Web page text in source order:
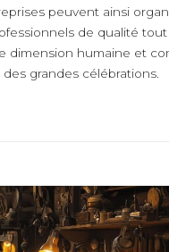
peuvent ainsi
de qualité
dimension humaine et
grandes célébrations.